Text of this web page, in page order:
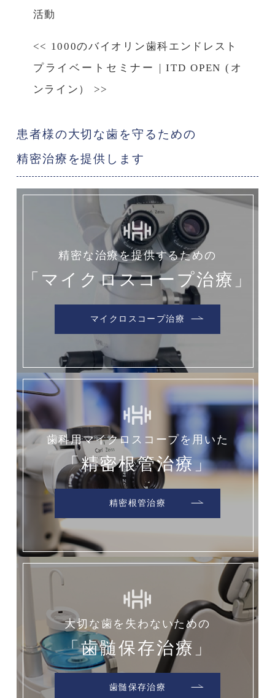
活動
<< 1000のバイオリン歯科エンドレスト
プライベートセミナー
|ITD OPEN (オ
ンライン） >>
患者様の大切な歯を守るための
精密治療を提供します
精密な治療を提供するための
「マイクロスコープ治療」
マイクロスコープ治療
歯科用マイクロスコープを用いた
「精密根管治療」
精密根管治療
大切な歯を失わないための
「歯髄保存治療」
歯髄保存治療